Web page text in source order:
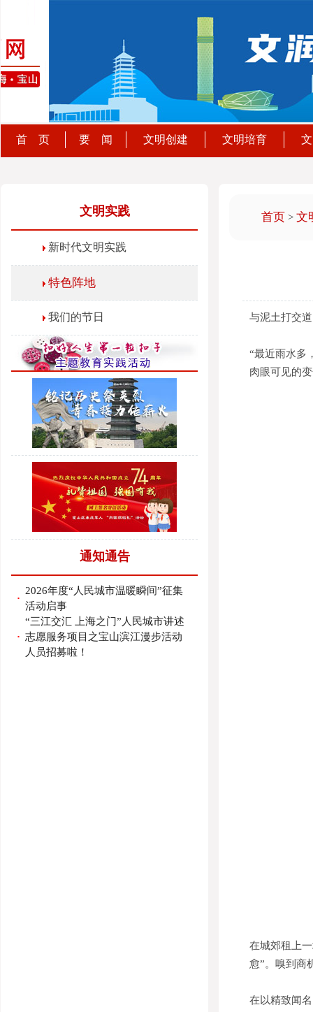
首 页 要 闻 文明创建 文明培育
文明实践
新时代文明实践
特色阵地
我们的节日
通知通告
· 2026年度“人民城市温暖瞬间”征集
活动启事
·
“三江交汇 上海之门”人民城市讲述
志愿服务项目之宝山滨江漫步活动
人员招募啦！
首页 > 文
与泥土打交
“最近雨水多
肉眼可见的
在城郊租上
愈”。嗅到商
在以精致闻